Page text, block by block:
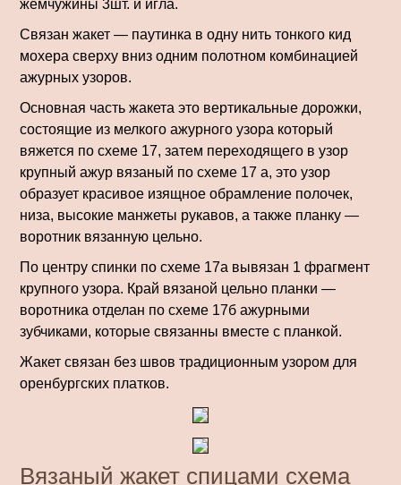
жемчужины 3шт. и игла.
Связан жакет — паутинка в одну нить тон­кого кид
мохера сверху вниз одним по­лотном комби­нацией
ажурных узоров.
Основная часть жакета это вертикальные дорожки,
состоящие из мелкого ажурного узора который
вяжется по схеме 17, затем переходящего в узор
крупный ажур вязаный по схеме 17 а, это узор
образует красивое изящное обрамление полочек,
низа, высокие манжеты рукавов, а также планку —
воротник вязанную цельно.
По центру спинки по схеме 17а вы­вязан 1 фрагмент
крупного узора. Край вязаной цельно планки —
воротника отделан по схеме 17б ажурными
зубчиками, которые связан­ны вместе с планкой.
Жакет связан без швов традиционным узором для
оренбургских платков.
Вязаный жакет спицами схема